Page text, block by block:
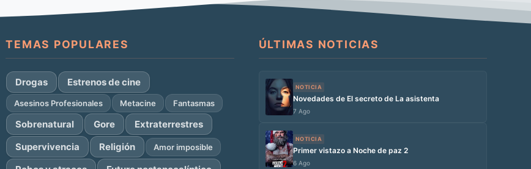
TEMAS POPULARES
Drogas Estrenos de cine
Asesinos Profesionales Metacine Fantasmas
Sobrenatural Gore
Extraterrestres
Supervivencia
Religión Amor imposible
ÚLTIMAS NOTICIAS
NOTICIA
Novedades de El secreto de La asistenta
7 Ago
NOTICIA
Primer vistazo a Noche de paz 2
6 Ago